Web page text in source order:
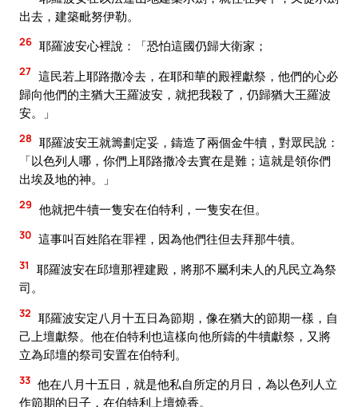
出去，建築毗努伊勒。
26 耶羅波安心裡說：「恐怕這國仍歸大衛家；
27 這民若上耶路撒冷去，在耶和華的殿裡獻祭，他們的心必
歸向他們的主猶大王羅波安，就把我殺了，仍歸猶大王羅波
安。」
28 耶羅波安王就籌劃定妥，鑄造了兩個金牛犢，對眾民說：
「以色列人哪，你們上耶路撒冷去實在是難；這就是領你們
出埃及地的神。」
29 他就把牛犢一隻安在伯特利，一隻安在但。
30 這事叫百姓陷在罪裡，因為他們往但去拜那牛犢。
31
耶羅波安在邱壇那裡建殿，將那不屬利未人的凡民立為祭
司。
32 耶羅波安定八月十五日為節期，像在猶大的節期一樣，自
己上壇獻祭。他在伯特利也這樣向他所鑄的牛犢獻祭，又將
立為邱壇的祭司安置在伯特利。
33 他在八月十五日，就是他私自所定的月日，為以色列人立
作節期的日子，在伯特利上壇燒香。